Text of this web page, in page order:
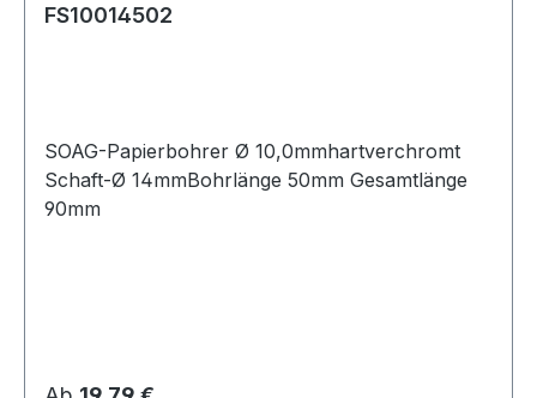
FS10014502
SOAG-Papierbohrer Ø 10,0mmhartverchromt
Schaft-Ø 14mmBohrlänge 50mm Gesamtlänge
90mm